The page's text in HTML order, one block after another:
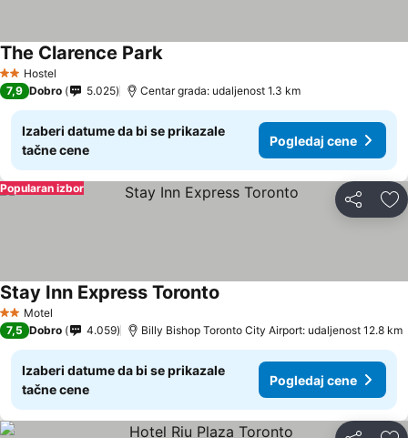
2 Zvezdice
Hostel
The Clarence Park
7,9 Dobro 5.025 Centar grada: udaljenost 1.3 km
Izaberi datume da bi se prikazale
tačne cene
Pogledaj cene
Deli
Popularan izbor
2 Zvezdice
Motel
Stay Inn Express Toronto
7,5 Dobro 4.059 Billy Bishop Toronto City Airport: udaljenost 12.8 km
Izaberi datume da bi se prikazale
tačne cene
Pogledaj cene